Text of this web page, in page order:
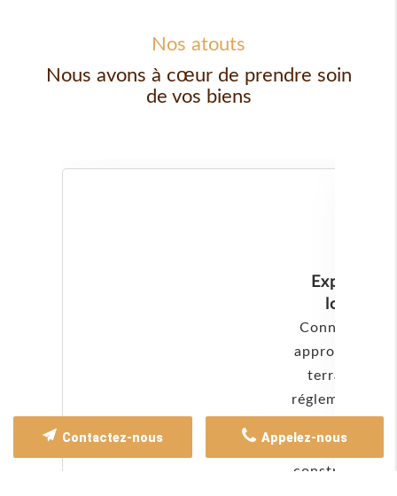
Nos atouts
Nous avons à cœur de prendre soin
de vos biens
Expertise
locale
Connaissance
approfondie
terrain, des
locales en
matière de
construction
Appelez-nous
Contactez-nous